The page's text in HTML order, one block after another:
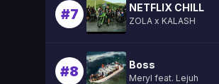
#7 NETFLIX CHILL
ZOLA x KALASH
#8 Boss
Meryl feat. Lejuh